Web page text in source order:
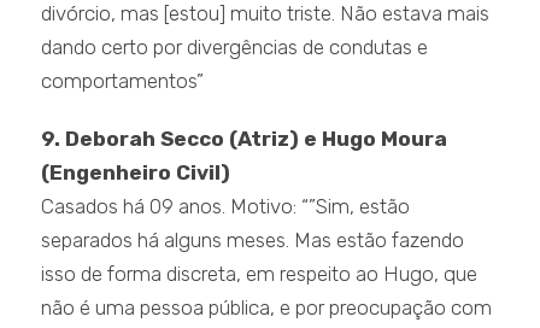
divórcio, mas [estou] muito triste. Não estava mais
dando certo por divergências de condutas e
comportamentos”
9. Deborah Secco (Atriz) e Hugo Moura
(Engenheiro Civil)
Casados há 09 anos. Motivo: “”Sim, estão
separados há alguns meses. Mas estão fazendo
isso de forma discreta, em respeito ao Hugo, que
não é uma pessoa pública, e por preocupação com